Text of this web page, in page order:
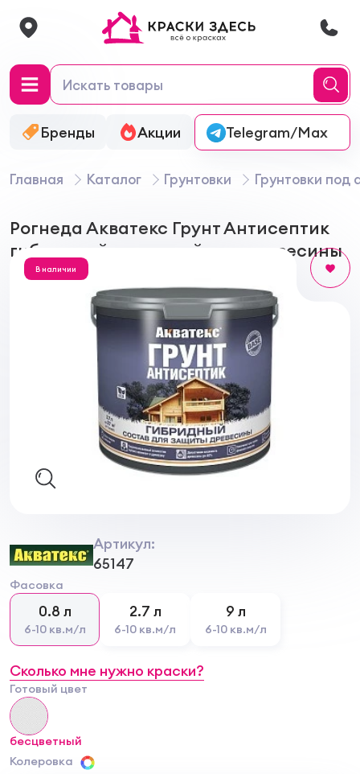
Бренды Акции Онлайн-колеровка
Telegram/Max
Главная Каталог Грунтовки Грунтовки под
Рогнеда Акватекс Грунт Антисептик
гибридный защитный для древесины
В наличии
Артикул:
65147
Фасовка
0.8 л
6-10 кв.м/л
2.7 л
6-10 кв.м/л
9 л
6-10 кв.м/л
Сколько мне нужно краски?
Готовый цвет
бесцветный
Колеровка